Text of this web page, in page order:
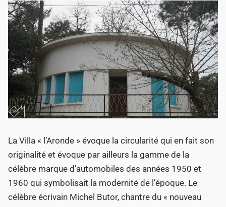
La Villa « l’Aronde » évoque la circularité qui en fait son
originalité et évoque par ailleurs la gamme de la
célèbre marque d’automobiles des années 1950 et
1960 qui symbolisait la modernité de l’époque. Le
célèbre écrivain Michel Butor, chantre du « nouveau